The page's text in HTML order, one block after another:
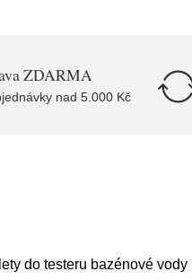
ZDARMA
nad 5.000 Kč
do testeru bazénové